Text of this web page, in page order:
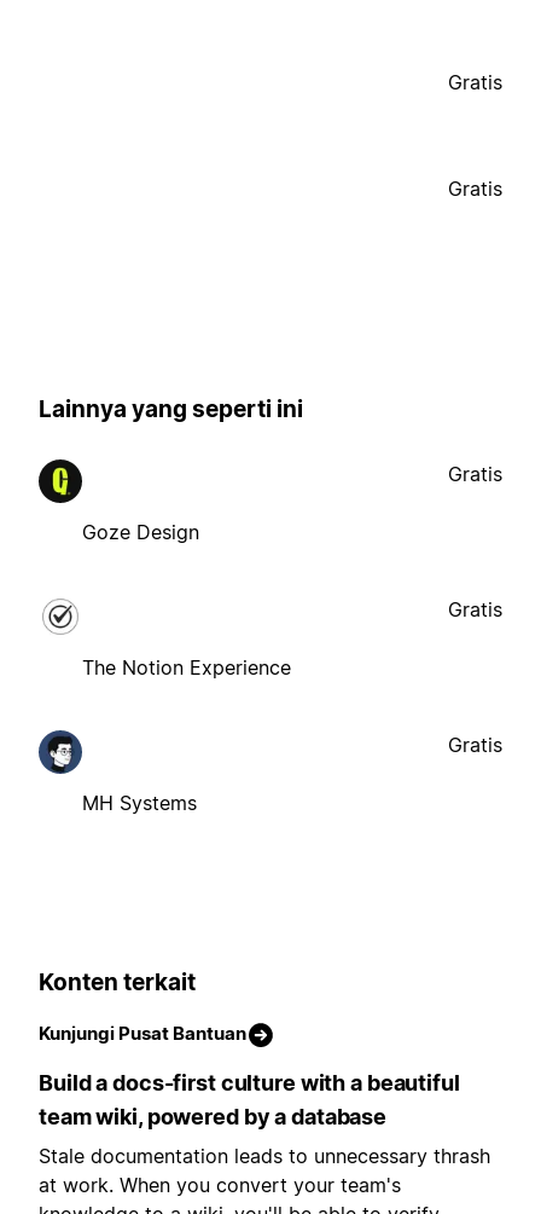
Gratis
Gratis
Lainnya yang seperti ini
Goze Design
Gratis
The Notion Experience
Gratis
MH Systems
Gratis
Konten terkait
Kunjungi Pusat Bantuan
Build a docs-first culture with a beautiful
team wiki, powered by a database
Stale documentation leads to unnecessary thrash
at work. When you convert your team's